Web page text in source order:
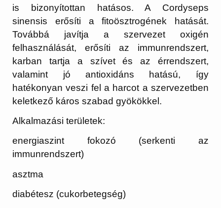
is bizonyítottan hatásos. A Cordyseps
sinensis erősíti a fitoösztrogének hatását.
Továbbá javítja a szervezet oxigén
felhasználását, erősíti az immunrendszert,
karban tartja a szívet és az érrendszert,
valamint jó antioxidáns hatású, így
hatékonyan veszi fel a harcot a szervezetben
keletkező káros szabad gyökökkel.
Alkalmazási területek:
energiaszint fokozó (serkenti az
immunrendszert)
asztma
diabétesz (cukorbetegség)